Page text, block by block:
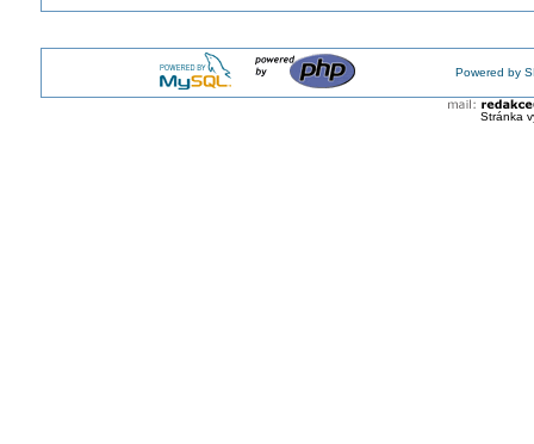
Powered by
Stránka